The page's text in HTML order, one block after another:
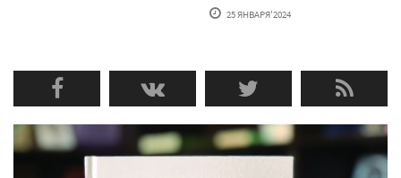
25 ЯНВАРЯ'2024